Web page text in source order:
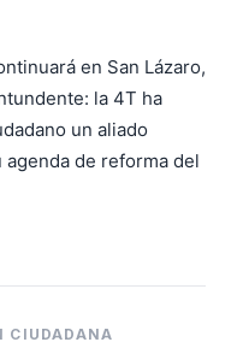
en San Lázaro,
la 4T ha
un aliado
de reforma del
CIUDADANA